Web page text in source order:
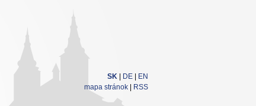
SK DE
EN
mapa stránok
RSS